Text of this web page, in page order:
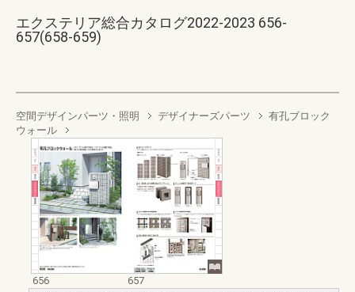
エクステリア総合カタログ2022-2023 656-
657(658-659)
空間デザインパーツ・照明 デザイナーズパーツ
有孔ブロック
ウォール
656
657